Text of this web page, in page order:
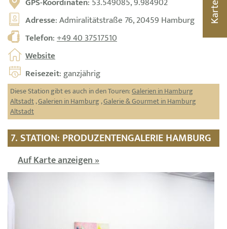
Adresse: Admiralitätstraße 76, 20459 Hamburg
Telefon:+49 40 37517510
Website
Reisezeit: ganzjährig
Diese Station gibt es auch in den Touren:Galerien in Hamburg
Altstadt,Galerien in Hamburg ,Galerie & Gourmet in Hamburg
Altstadt
7. STATION: PRODUZENTENGALERIE HAMBURG
Auf Karte anzeigen »
Karte